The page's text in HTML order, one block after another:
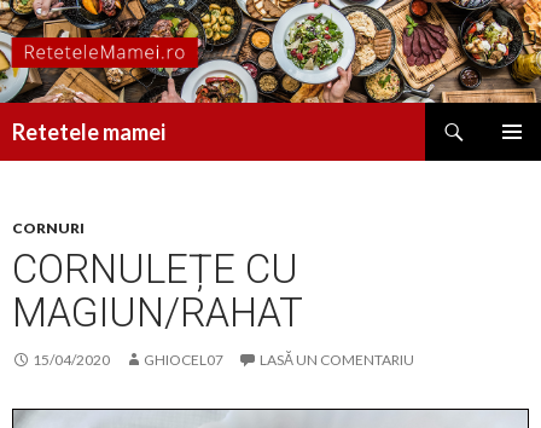
Retetele mamei
CORNURI
CORNULEȚE CU
MAGIUN/RAHAT
15/04/2020 GHIOCEL07 LASĂ UN COMENTARIU